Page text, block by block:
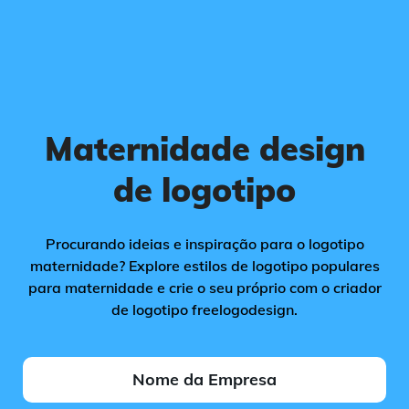
Maternidade design
de logotipo
Procurando ideias e inspiração para o logotipo
maternidade? Explore estilos de logotipo populares
para maternidade e crie o seu próprio com o criador
de logotipo freelogodesign.